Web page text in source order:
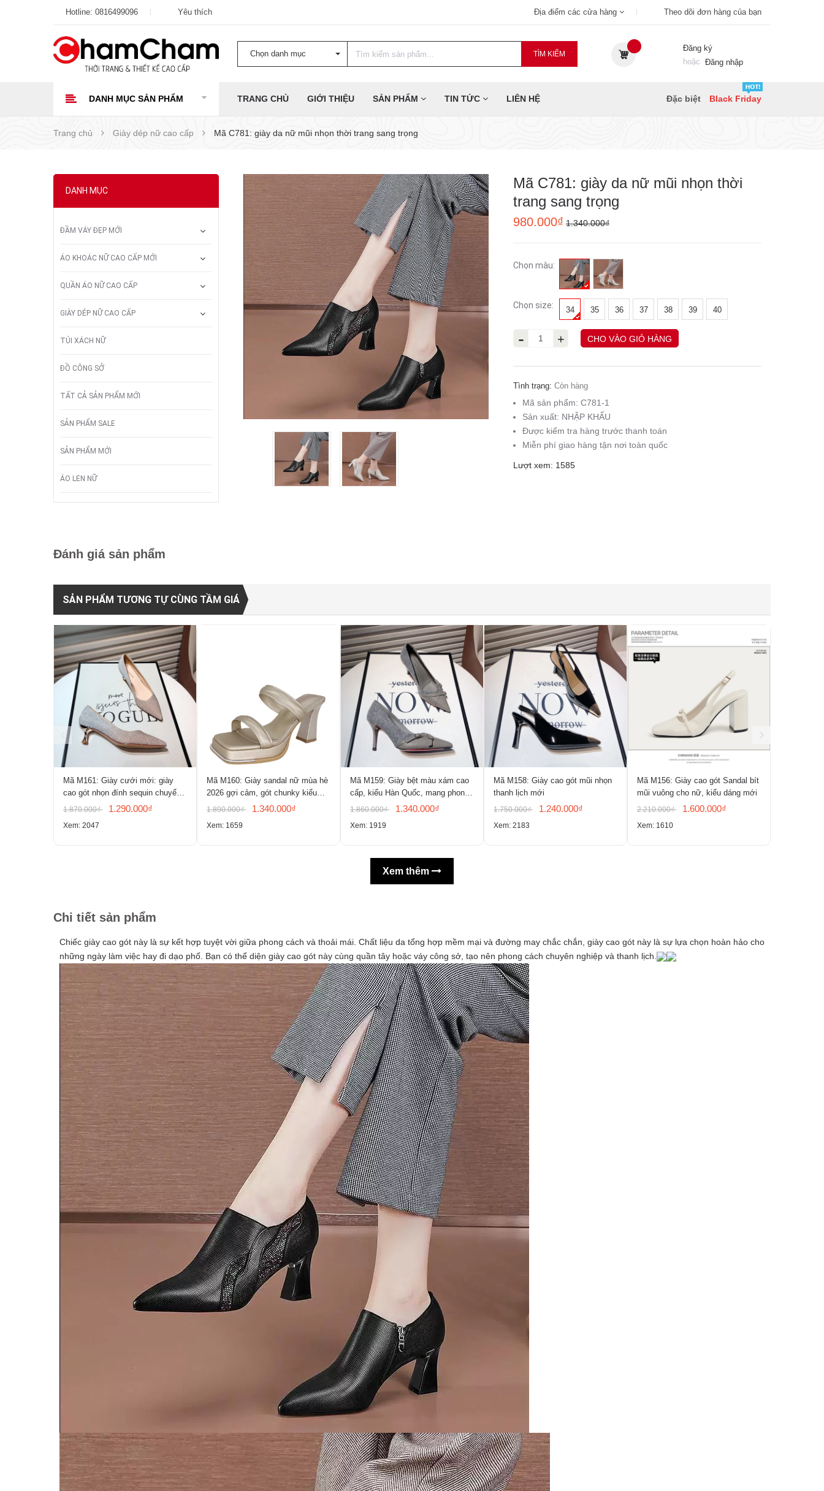
Hotline: 0816499096 Yêu thích Địa điểm các cửa hàng Theo dõi đơn hàng của bạn
Chọn danh mục TÌM KIẾM
Đăng ký
hoặc Đăng nhập
DANH MỤC SẢN PHẨM TRANG CHỦ GIỚI THIỆU SẢN PHẨM TIN TỨC LIÊN HỆ Đặc biệt Black Friday
Trang chủ Giày dép nữ cao cấp Mã C781: giày da nữ mũi nhọn thời trang sang trọng
DANH MỤC
ĐẦM VÁY ĐẸP MỚI
ÁO KHOÁC NỮ CAO CẤP MỚI
QUẦN ÁO NỮ CAO CẤP
GIÀY DÉP NỮ CAO CẤP
TÚI XÁCH NỮ
ĐỒ CÔNG SỞ
TẤT CẢ SẢN PHẨM MỚI
SẢN PHẨM SALE
SẢN PHẨM MỚI
ÁO LEN NỮ
Mã C781: giày da nữ mũi nhọn thời
trang sang trọng
980.000₫ 1.340.000₫
Chọn màu:
Chọn size: 34 35 36 37 38 39 40
- + CHO VÀO GIỎ HÀNG
Tình trạng: Còn hàng
Mã sản phẩm: C781-1
Sản xuất: NHẬP KHẨU
Được kiểm tra hàng trước thanh toán
Miễn phí giao hàng tận nơi toàn quốc
Lượt xem: 1585
Đánh giá sản phẩm
SẢN PHẨM TƯƠNG TỰ CÙNG TẦM GIÁ
Mã M161: Giày cưới mới: giày
cao gót nhọn đính sequin chuyển
màu, giày mũi nhọn gợi cảm
1.870.000₫ 1.290.000₫
Xem: 2047
Mã M160: Giày sandal nữ mùa hè
2026 gợi cảm, gót chunky kiểu
Pháp, mũi vuông, hở mũi
1.890.000₫ 1.340.000₫
Xem: 1659
Mã M159: Giày bệt màu xám cao
cấp, kiểu Hàn Quốc, mang phong
cách thanh lịch
1.860.000₫ 1.340.000₫
Xem: 1919
Mã M158: Giày cao gót mũi nhọn
thanh lịch mới
1.750.000₫ 1.240.000₫
Xem: 2183
Mã M156: Giày cao gót Sandal bít
mũi vuông cho nữ, kiểu dáng mới
2.210.000₫ 1.600.000₫
Xem: 1610
Xem thêm
Chi tiết sản phẩm
Chiếc giày cao gót này là sự kết hợp tuyệt vời giữa phong cách và thoải mái. Chất liệu da tổng hợp mềm mại và đường may chắc chắn, giày cao gót này là sự lựa chọn hoàn hảo cho
những ngày làm việc hay đi dạo phố. Bạn có thể diện giày cao gót này cùng quần tây hoặc váy công sở, tạo nên phong cách chuyên nghiệp và thanh lịch.